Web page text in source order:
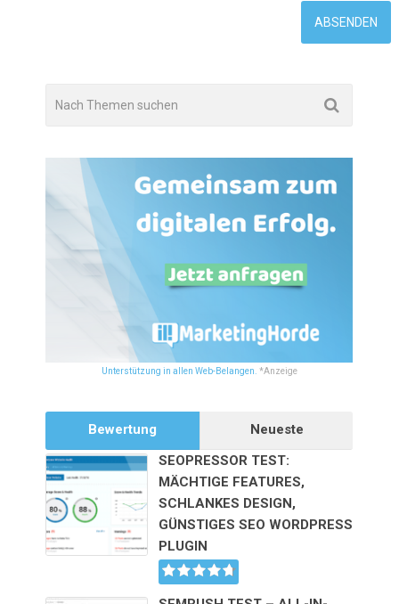
Unterstützung in allen Web-Belangen. *Anzeige
Bewertung
Neueste
SEOPRESSOR TEST:
MÄCHTIGE FEATURES,
SCHLANKES DESIGN,
GÜNSTIGES SEO WORDPRESS
PLUGIN